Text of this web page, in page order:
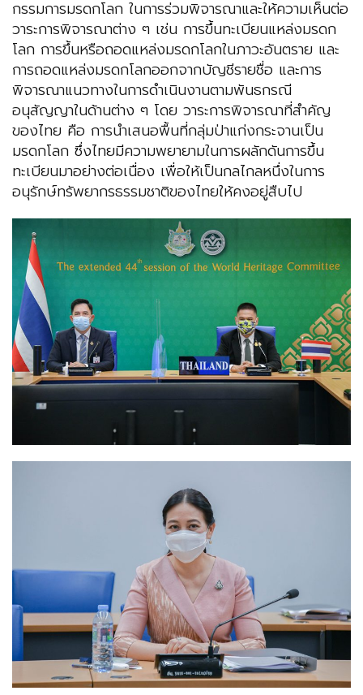
กรรมการมรดกโลก ในการร่วมพิจารณาและให้ความเห็นต่อ
วาระการพิจารณาต่าง ๆ เช่น การขึ้นทะเบียนแหล่งมรดก
โลก การขึ้นหรือถอดแหล่งมรดกโลกในภาวะอันตราย และ
การถอดแหล่งมรดกโลกออกจากบัญชีรายชื่อ และการ
พิจารณาแนวทางในการดำเนินงานตามพันธกรณี
อนุสัญญาในด้านต่าง ๆ โดย วาระการพิจารณาที่สำคัญ
ของไทย คือ การนำเสนอพื้นที่กลุ่มป่าแก่งกระจานเป็น
มรดกโลก ซึ่งไทยมีความพยายามในการผลักดันการขึ้น
ทะเบียนมาอย่างต่อเนื่อง เพื่อให้เป็นกลไกลหนึ่งในการ
อนุรักษ์ทรัพยากรธรรมชาติของไทยให้คงอยู่สืบไป